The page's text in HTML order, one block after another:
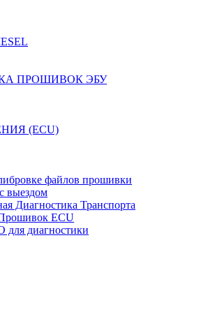
ПРОШИВОК ЭБУ
(ECU)
файлов прошивки
выездом
Диагностика Транспорта
ECU
для диагностики